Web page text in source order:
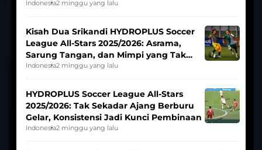
Tim Asia
Indonesia2 minggu yang lalu
Kisah Dua Srikandi HYDROPLUS Soccer
League All-Stars 2025/2026: Asrama,
Sarung Tangan, dan Mimpi yang Tak
Pernah Padam
Indonesia2 minggu yang lalu
HYDROPLUS Soccer League All-Stars
2025/2026: Tak Sekadar Ajang Berburu
Gelar, Konsistensi Jadi Kunci Pembinaan
Indonesia2 minggu yang lalu